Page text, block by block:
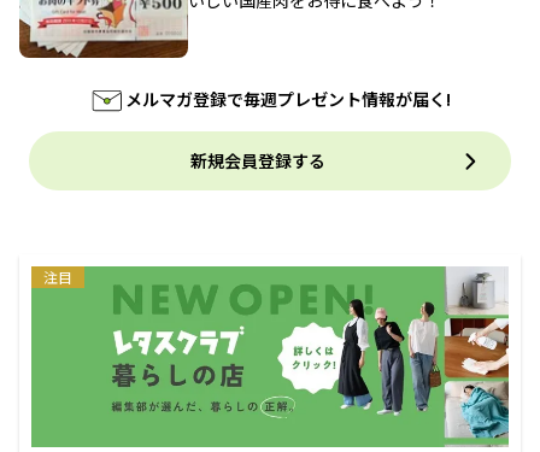
メルマガ登録で毎週プレゼント情報が届く!
新規会員登録する
注目